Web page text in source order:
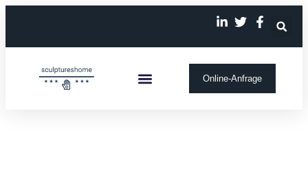
Online-Anfrage